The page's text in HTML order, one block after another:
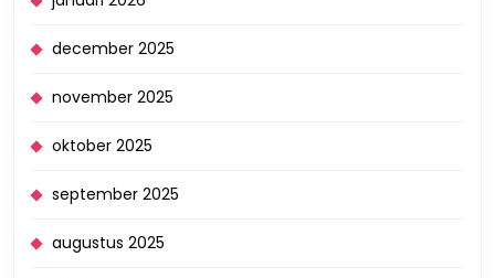
december 2025
november 2025
oktober 2025
september 2025
augustus 2025